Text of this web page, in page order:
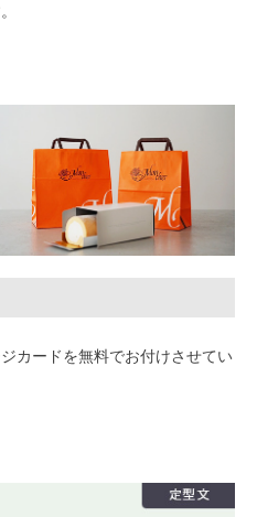
カードを無料でお付けさせてい